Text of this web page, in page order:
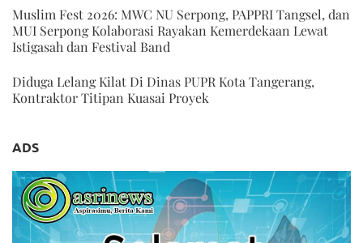
Muslim Fest 2026: MWC NU Serpong, PAPPRI Tangsel, dan
MUI Serpong Kolaborasi Rayakan Kemerdekaan Lewat
Istigasah dan Festival Band
Diduga Lelang Kilat Di Dinas PUPR Kota Tangerang,
Kontraktor Titipan Kuasai Proyek
ADS